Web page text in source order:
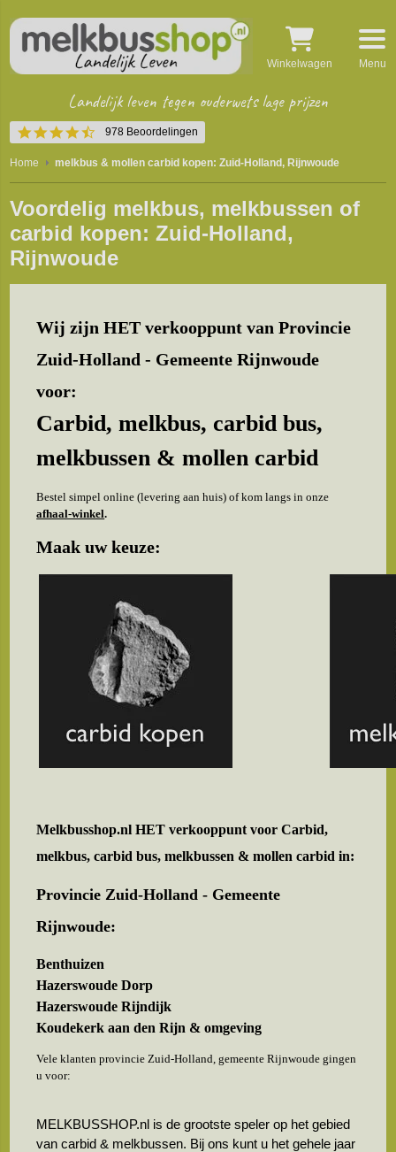
4.4
star
rating
978 Beoordelingen
Landelijk leven tegen ouderwets lage prijzen
Winkelwagen Menu
Home melkbus & mollen carbid kopen: Zuid-Holland, Rijnwoude
Voordelig melkbus, melkbussen of
carbid kopen: Zuid-Holland,
Rijnwoude
Wij zijn HET verkooppunt van Provincie
Zuid-Holland - Gemeente Rijnwoude
voor:
Carbid, melkbus, carbid bus,
melkbussen & mollen carbid
Bestel simpel online (levering aan huis) of kom langs in onze
afhaal-winkel.
Maak uw keuze:
Melkbusshop.nl HET verkooppunt voorCarbid,
melkbus, carbid bus, melkbussen & mollen carbid in:
Provincie Zuid-Holland - Gemeente
Rijnwoude:
Benthuizen
Hazerswoude Dorp
Hazerswoude Rijndijk
Koudekerk aan den Rijn & omgeving
Vele klanten provincie Zuid-Holland, gemeente Rijnwoude gingen
u voor:
MELKBUSSHOP.nl is de grootste speler op het gebied
van carbid & melkbussen. Bij ons kunt u het gehele jaar